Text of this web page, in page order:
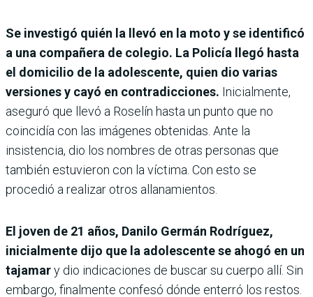
Se investigó quién la llevó en la moto y se identificó
a una compañera de colegio. La Policía llegó hasta
el domicilio de la adolescente, quien dio varias
versiones y cayó en contradicciones. Inicialmente,
aseguró que llevó a Roselín hasta un punto que no
coincidía con las imágenes obtenidas. Ante la
insistencia, dio los nombres de otras personas que
también estuvieron con la víctima. Con esto se
procedió a realizar otros allanamientos.
El joven de 21 años, Danilo Germán Rodríguez,
inicialmente dijo que la adolescente se ahogó en un
tajamary dio indicaciones de buscar su cuerpo allí. Sin
embargo, finalmente confesó dónde enterró los restos.